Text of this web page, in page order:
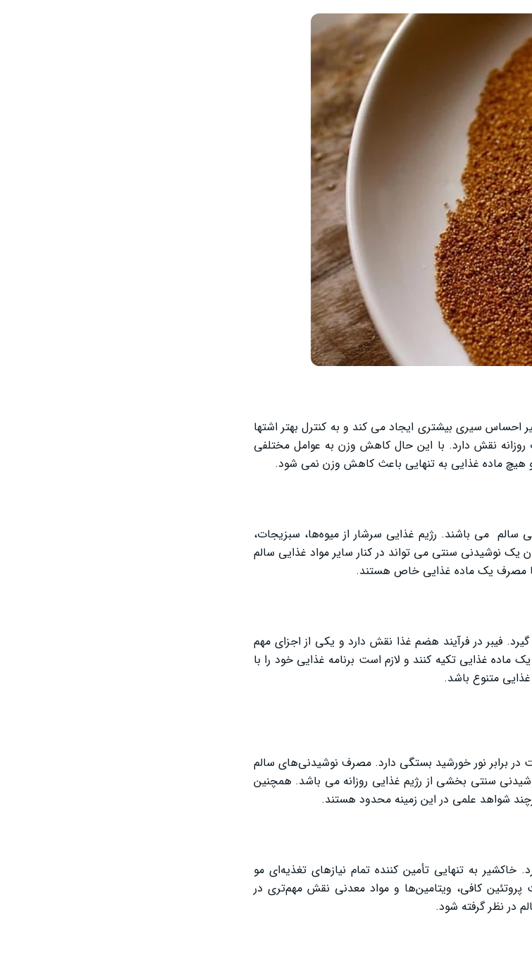
احساس سیری بیشتری ایجاد می کند و به کنترل بهتر اشتها
نقش دارد. با این حال کاهش وزن به عوامل مختلفی
و هیچ ماده غذایی به تنهایی باعث کاهش وزن نمی‌ شود.
می باشند. رژیم غذایی سرشار از میوه‌ها، سبزیجات،
یک نوشیدنی سنتی می ‌تواند در کنار سایر مواد غذایی سالم
مصرف یک ماده غذایی خاص هستند.
فیبر در فرآیند هضم غذا نقش دارد و یکی از اجزای مهم
ماده غذایی تکیه کنند و لازم است برنامه غذایی خود را با
متنوع باشد.
برابر نور خورشید بستگی دارد. مصرف نوشیدنی‌های سالم
سنتی بخشی از رژیم غذایی روزانه می باشد. همچنین
شواهد علمی در این زمینه محدود هستند.
به تنهایی تأمین‌ کننده تمام نیازهای تغذیه‌ای مو
کافی، ویتامین‌ها و مواد معدنی نقش مهم‌تری در
در نظر گرفته شود.